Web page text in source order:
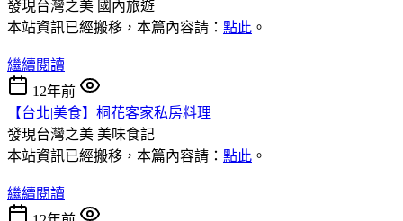
發現台灣之美 國內旅遊
本站資訊已經搬移，本篇內容請： 點此 。
繼續閱讀
12年前
【台北|美食】桐花客家私房料理
發現台灣之美 美味食記
本站資訊已經搬移，本篇內容請： 點此 。
繼續閱讀